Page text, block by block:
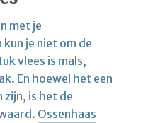
met je
je niet om de
vlees is mals,
En hoewel het een
zijn, is het de
Ossenhaas